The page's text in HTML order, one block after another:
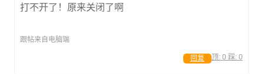
打不开了！原来关闭了啊
跟帖来自电脑端
顶: 0 踩: 0
回复